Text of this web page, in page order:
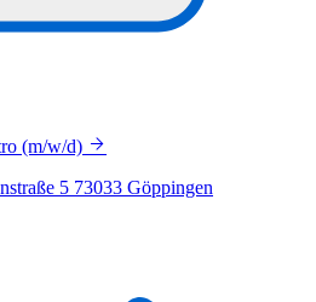
(m/w/d)
5 73033 Göppingen